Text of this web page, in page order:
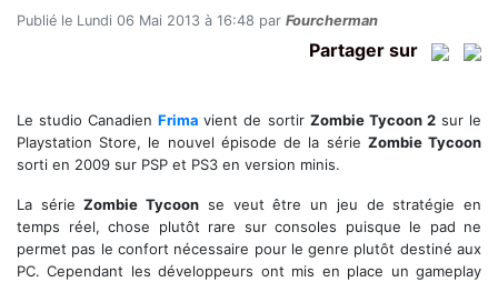
Publié le Lundi 06 Mai 2013 à 16:48 par Fourcherman
Partager sur
Le studio CanadienFrimavient de sortir Zombie Tycoon 2sur le
Playstation Store, le nouvel épisode de la série Zombie Tycoon
sorti en 2009 sur PSP et PS3 en version minis.
La sérieZombie Tycoon se veut être un jeu de stratégie en
temps réel, chose plutôt rare sur consoles puisque le pad ne
permet pas le confort nécessaire pour le genre plutôt destiné aux
PC. Cependant les développeurs ont mis en place un gameplay